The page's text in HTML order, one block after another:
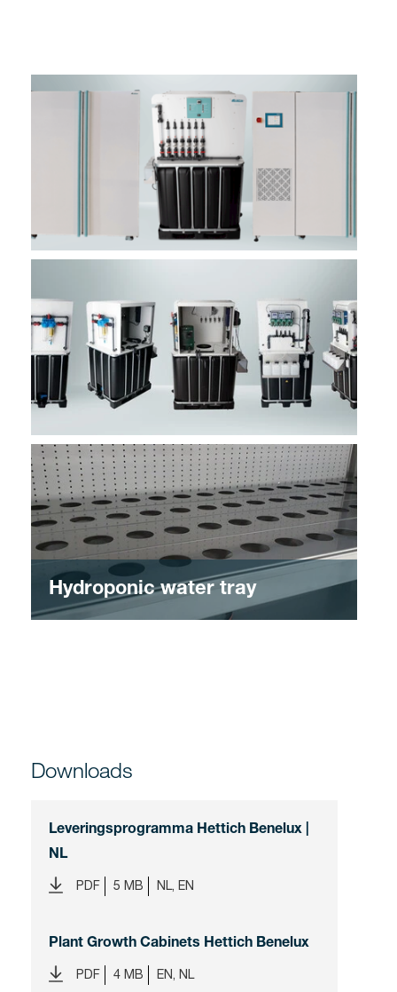
Hydroponic water tray
Downloads
Leveringsprogramma Hettich Benelux |
NL
PDF 5 MB NL, EN
Plant Growth Cabinets Hettich Benelux
PDF 4 MB EN, NL